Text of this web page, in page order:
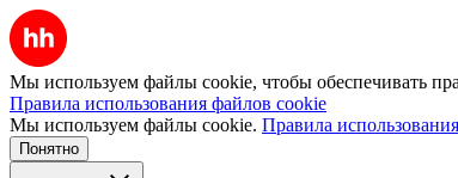
Мы используем файлы cookie, чтобы обеспечивать
Правила использования файлов cookie
Мы используем файлы cookie. Правила
Понятно